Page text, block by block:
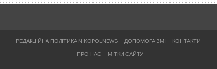
РЕДАКЦІЙНА ПОЛІТИКА NIKOPOLNEWS ДОПОМОГА ЗМІ КОНТАКТИ
ПРО НАС МІТКИ САЙТУ